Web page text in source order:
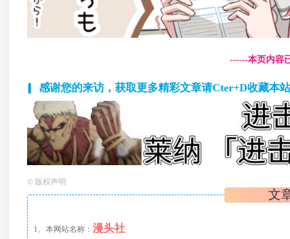
------本页内容
感谢您的来访，获取更多精彩文章请Cter+D收藏本站
© 版权声明
文
1、本网站名称： 漫头社